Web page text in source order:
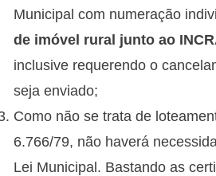
Municipal com numeração
de imóvel rural junto ao
inclusive requerendo o
seja enviado;
Como não se trata de
6.766/79, não haverá
Lei Municipal. Bastando as